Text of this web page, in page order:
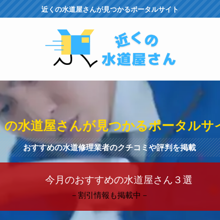
近くの水道屋さんが見つかるポータルサイト
の水道屋さんが見つかるポータルサ
おすすめの水道修理業者のクチコミや評判を掲載
今月のおすすめの水道屋さん３選
－割引情報も掲載中－